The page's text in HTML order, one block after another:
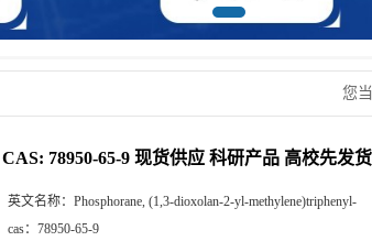
您
CAS: 78950-65-9 现货供应 科研产品 高校先发
英文名称： Phosphorane, (1,3-dioxolan-2-yl-methylene)triphenyl-
cas： 78950-65-9